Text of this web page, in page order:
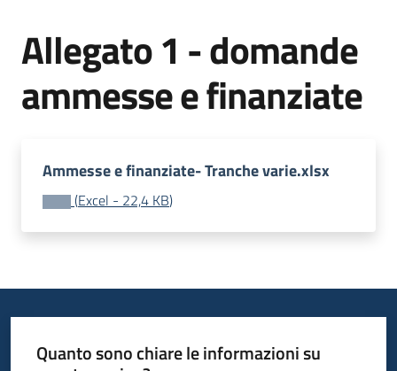
Servizi
Atti
Bandi
Menu selezionato
Piani
Allegato 1 - domande
ammesse e finanziate
Ammesse e finanziate- Tranche varie.xlsx
(Excel - 22,4 KB)
Quanto sono chiare le informazioni su